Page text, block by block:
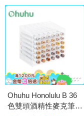
Ohuhu Honolulu B 36
色雙頭酒精性麥克筆套